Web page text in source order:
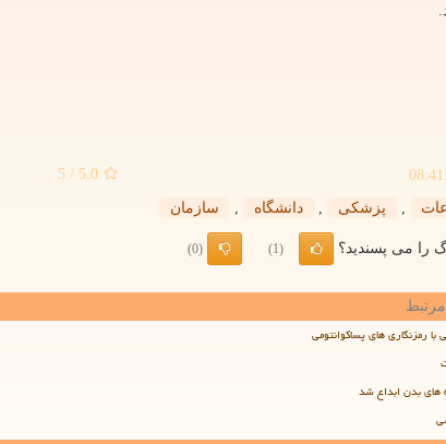
5.0
/ 5
, پزشكی , دانشگاه , سازمان
را می پسندید؟ (1)
(0)
رمزنگاری های پساکوانتومی
بدن ابداع شد